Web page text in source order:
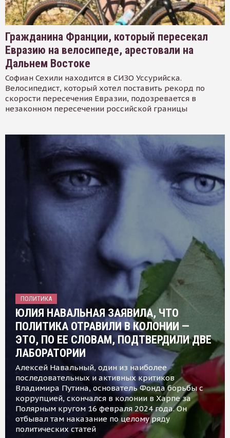
Гражданина Франции, который пересекал
Евразию на велосипеде, арестовали на
Дальнем Востоке
Софиан Сехили находится в СИЗО Уссурийска.
Велосипедист, который хотел поставить рекорд по
скорости пересечения Евразии, подозревается в
незаконном пересечении российской границы
ПОЛИТИКА
ЮЛИЯ НАВАЛЬНАЯ ЗАЯВИЛА, ЧТО
ПОЛИТИКА ОТРАВИЛИ В КОЛОНИИ —
ЭТО, ПО ЕЕ СЛОВАМ, ПОДТВЕРДИЛИ ДВЕ
ЛАБОРАТОРИИ
Алексей Навальный, один из наиболее
последовательных и активных критиков
Владимира Путина, основатель Фонда борьбы с
коррупцией, скончался в колонии в Харпе за
Полярным кругом 16 февраля 2024 года. Он
отбывал там наказание по целому ряду
политических статей